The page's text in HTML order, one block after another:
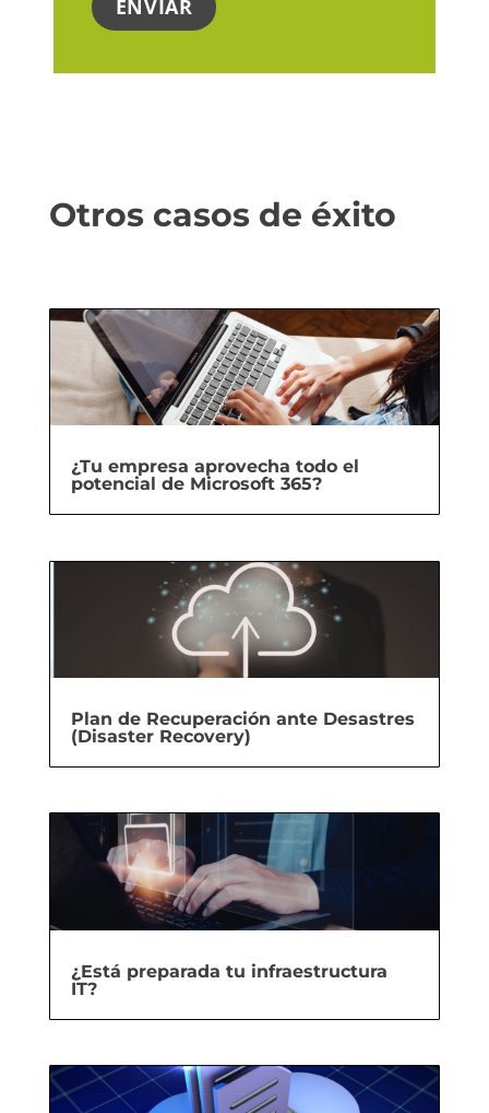
Otros casos de éxito
¿Tu empresa aprovecha todo el
potencial de Microsoft 365?
Plan de Recuperación ante Desastres
(Disaster Recovery)
¿Está preparada tu infraestructura
IT?